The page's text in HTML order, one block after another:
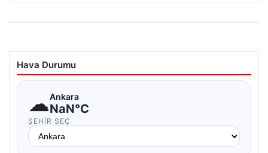
Hava Durumu
☁Ankara
NaN°C
ŞEHIR SEÇ